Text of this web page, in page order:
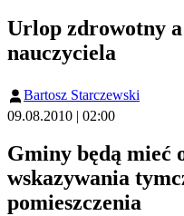
Urlop zdrowotny
nauczyciela
Bartosz Starczewski
09.08.2010 | 02:00
Gminy będą mieć
wskazywania
pomieszczenia